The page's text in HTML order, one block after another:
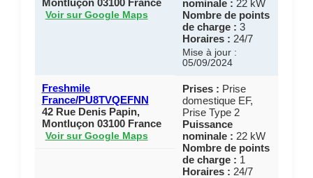
Voir sur Google Maps
nominale : 22 kW
Nombre de points
de charge : 3
Horaires : 24/7
Mise à jour :
05/09/2024
Freshmile
France/PU8TVQEFNN
42 Rue Denis Papin,
Montluçon 03100 France
Voir sur Google Maps
Prises : Prise
domestique EF,
Prise Type 2
Puissance
nominale : 22 kW
Nombre de points
de charge : 1
Horaires : 24/7